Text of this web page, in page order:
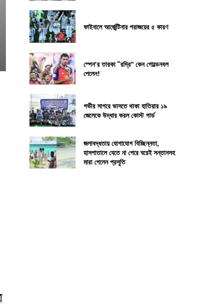
ফাইনালে আর্জেন্টিনার পরাজয়ের ৫ কারণ
স্পেন’র তারকা “রদ্রি” কেন গোল্ডেনবল
পেলেন!
গভীর সাগরে ভাসতে থাকা হাতিয়ার ১৯
জেলেকে উদ্ধার করল কোস্ট গার্ড
জলাবদ্ধতায় যোগাযোগ বিচ্ছিন্নতা,
হাসপাতালে যেতে না পেরে ঘরেই সন্তানসহ
মারা গেলেন প্রসূতি